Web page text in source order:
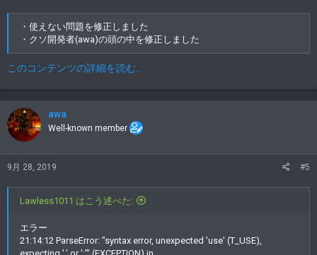
・使えない問題を修正しました
・クソ開発者(awa)の頭の中を修正しました
このコンテンツの詳細を読む...
awa
Well-known member
9月 28, 2019 #5
Lawless1011 はこう述べた:
エラー
21:14:12 ParseError: "syntax error, unexpected 'use' (T_USE),